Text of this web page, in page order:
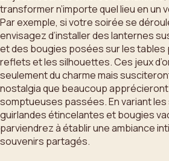
transformer n’importe quel lieu en un
Par exemple, si votre soirée se
envisagez d’installer des lanternes
et des bougies posées sur les tables
reflets et les silhouettes. Ces jeux
seulement du charme mais
nostalgia que beaucoup
somptueuses passées. En variant
guirlandes étincelantes et bougies
parviendrez à établir une ambiance
souvenirs partagés.